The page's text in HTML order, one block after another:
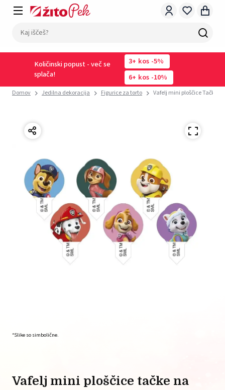
Količinski popust - več se
splača!
3 kos -5%
6
kos -10%
Domov Jedilna dekoracija Figurice za torto Vafelj mini ploščice Tačke
*Slike so simbolične.
vafelj mini ploščice tačke na